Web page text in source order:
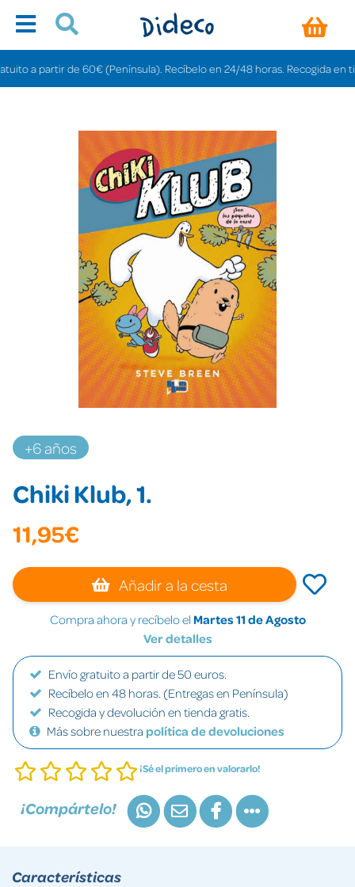
a partir de 60€ (Península). Recíbelo en 24/48 horas. Recogida en
+6 años
Chiki Klub, 1.
11,95€
Añadir a la cesta
Compra ahora y recíbelo el Martes 11 de Agosto
Ver detalles
Envío gratuito a partir de 50 euros.
Recíbelo en 48 horas. (Entregas en Península)
Recogida y devolución en tienda gratis.
Más sobre nuestra política de devoluciones
¡Sé el primero en valorarlo!
¡Compártelo!
Características